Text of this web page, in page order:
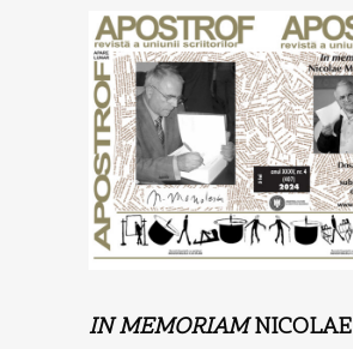
IN MEMORIAMNICOLAE